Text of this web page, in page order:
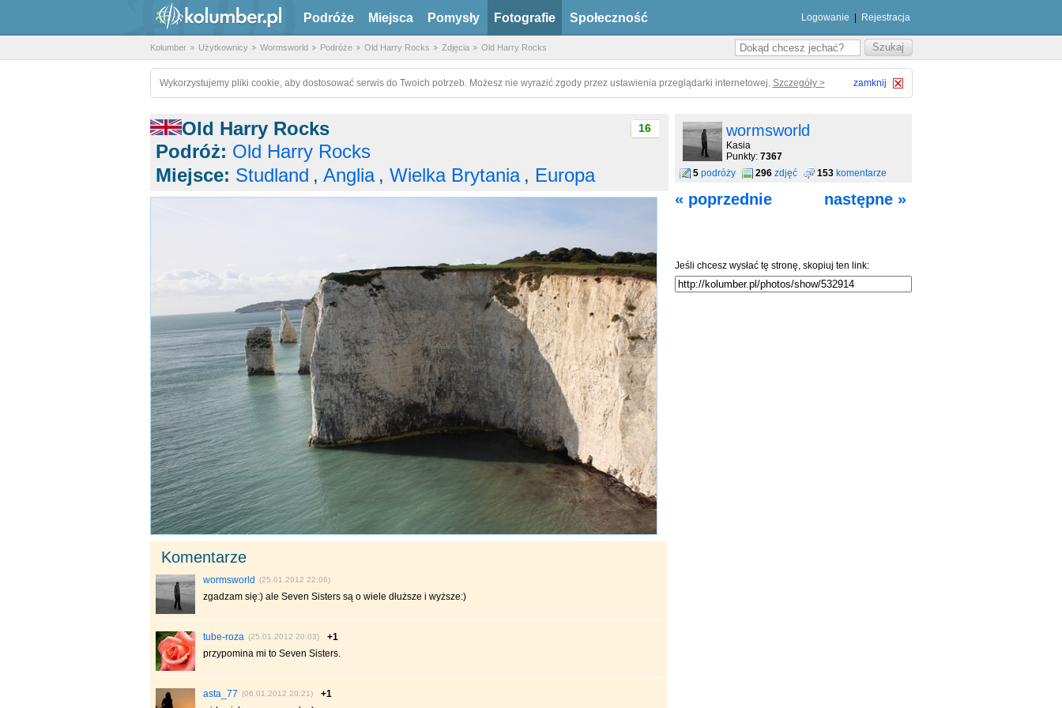
Podróże Miejsca Pomysły Fotografie Społeczność Logowanie Rejestracja
Kolumber Użytkownicy Wormsworld Podróże Old Harry Rocks Zdjęcia Old Harry Rocks
Wykorzystujemy pliki cookie, aby dostosować serwis do Twoich potrzeb. Możesz nie wyrazić zgody przez ustawienia przeglądarki internetowej. Szczegóły > zamknij
16
Old Harry Rocks
Podróż: Old Harry Rocks
Miejsce: Studland , Anglia , Wielka Brytania , Europa
Komentarze
wormsworld (25.01.2012 22:06)
zgadzam się:) ale Seven Sisters są o wiele dłuższe i wyższe:)
tube-roza (25.01.2012 20:03)
+1
przypomina mi to Seven Sisters.
asta_77 (06.01.2012 20:21)
+1
wormsworld
Kasia
Punkty: 7367
5 podróży 296 zdjęć 153 komentarze
« poprzednie następne »
Jeśli chcesz wysłać tę stronę, skopiuj ten link: